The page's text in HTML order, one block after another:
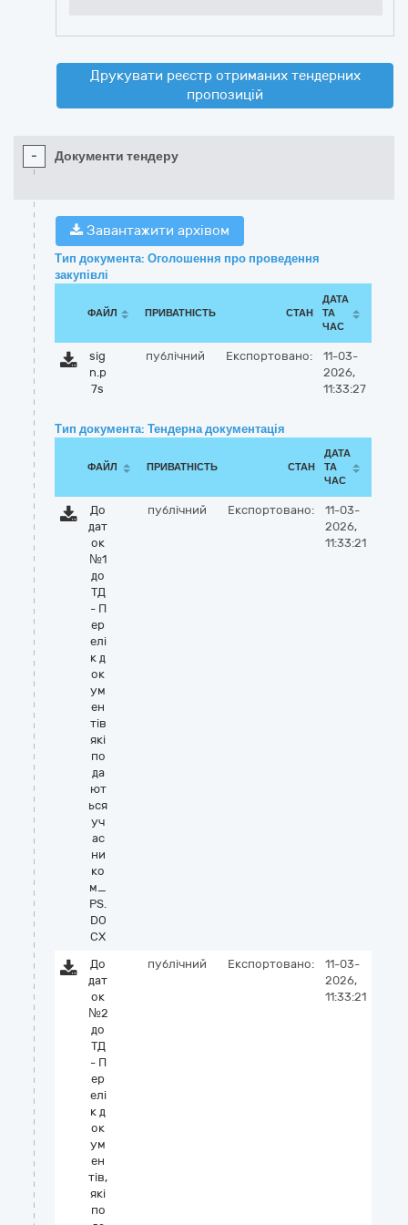
Друкувати реєстр отриманих тендерних
пропозицій
- Документи тендеру
Завантажити архівом
Тип документа: Оголошення про проведення
закупівлі
ФАЙЛ ПРИВАТНІСТЬ СТАН
ДАТА
ТА
ЧАС
sig
n.p
7s
публічний Експортовано:
11-03-
2026,
11:33:27
Тип документа: Тендерна документація
ФАЙЛ ПРИВАТНІСТЬ СТАН
ДАТА
ТА
ЧАС
До
дат
ок
№1
до
ТД
- П
ер
елі
к д
ок
ум
ен
тів
які
по
да
ют
ься
уч
ас
ни
ко
м_
PS.
DO
CX
публічний Експортовано:
11-03-
2026,
11:33:21
До
дат
ок
№2
до
ТД
- П
ер
елі
к д
ок
ум
ен
тів,
які
по
публічний Експортовано:
11-03-
2026,
11:33:21